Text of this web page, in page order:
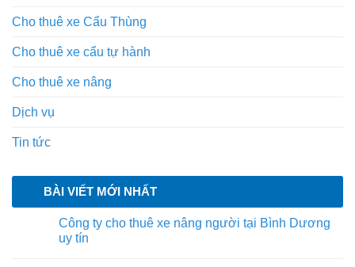
Cho thuê xe Cẩu Thùng
Cho thuê xe cẩu tự hành
Cho thuê xe nâng
Dịch vụ
Tin tức
BÀI VIẾT MỚI NHẤT
Công ty cho thuê xe nâng người tại Bình Dương
uy tín